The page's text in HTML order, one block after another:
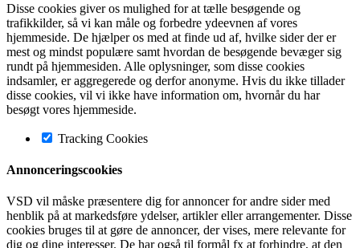
Disse cookies giver os mulighed for at tælle besøgende og
trafikkilder, så vi kan måle og forbedre ydeevnen af vores
hjemmeside. De hjælper os med at finde ud af, hvilke sider der er
mest og mindst populære samt hvordan de besøgende bevæger sig
rundt på hjemmesiden. Alle oplysninger, som disse cookies
indsamler, er aggregerede og derfor anonyme. Hvis du ikke tillader
disse cookies, vil vi ikke have information om, hvornår du har
besøgt vores hjemmeside.
Tracking Cookies
Annonceringscookies
VSD vil måske præsentere dig for annoncer for andre sider med
henblik på at markedsføre ydelser, artikler eller arrangementer. Disse
cookies bruges til at gøre de annoncer, der vises, mere relevante for
dig og dine interesser. De har også til formål fx at forhindre, at den